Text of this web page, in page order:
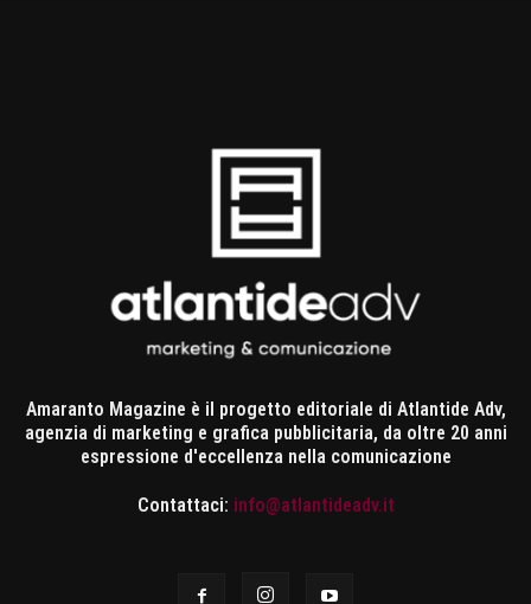
Amaranto Magazine è il progetto editoriale di Atlantide Adv,
agenzia di marketing e grafica pubblicitaria, da oltre 20 anni
espressione d'eccellenza nella comunicazione
Contattaci: info@atlantideadv.it